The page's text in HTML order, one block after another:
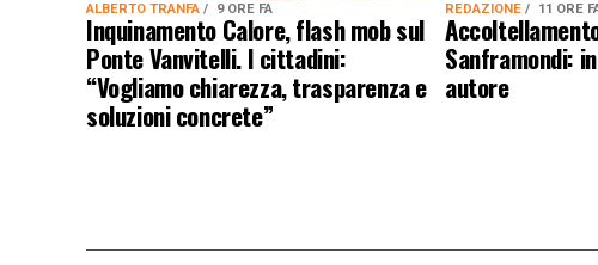
ALBERTO TRANFA 9 ORE FA
Inquinamento Calore, flash mob sul
Ponte Vanvitelli. I cittadini:
“Vogliamo chiarezza, trasparenza e
soluzioni concrete”
REDAZIONE 11 ORE
Sanframondi:
autore